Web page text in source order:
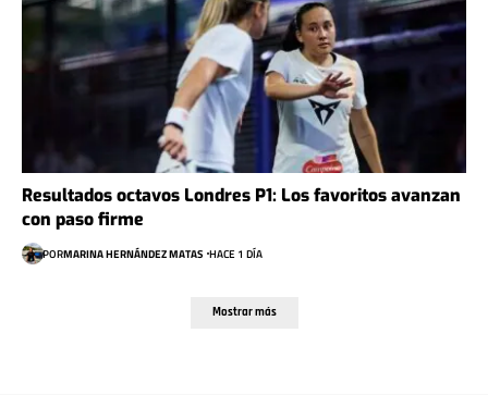
Resultados octavos Londres P1: Los favoritos avanzan
con paso firme
PORMARINA HERNÁNDEZ MATAS HACE 1 DÍA
Mostrar más